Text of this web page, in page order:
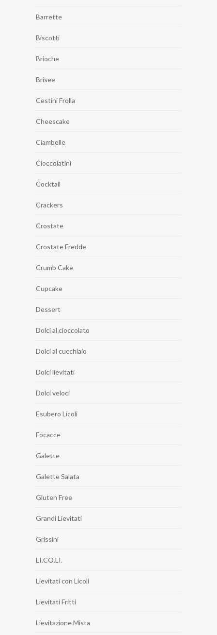
Barrette
Biscotti
Brioche
Brisee
Cestini Frolla
Cheescake
Ciambelle
Cioccolatini
Cocktail
Crackers
Crostate
Crostate Fredde
Crumb Cake
Cupcake
Dessert
Dolci al cioccolato
Dolci al cucchiaio
Dolci lievitati
Dolci veloci
Esubero Licoli
Focacce
Galette
Galette Salata
Gluten Free
Grandi Lievitati
Grissini
LI.CO.LI.
Lievitati con Licoli
Lievitati Fritti
Lievitazione Mista